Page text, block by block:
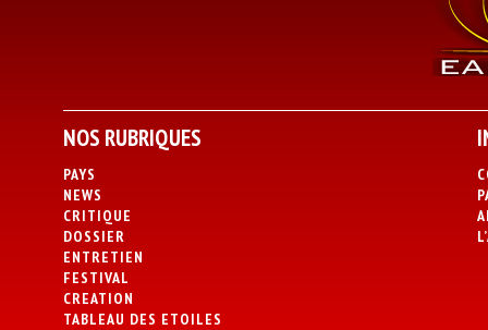
NOS RUBRIQUES
PAYS
NEWS
CRITIQUE
DOSSIER
ENTRETIEN
FESTIVAL
CREATION
TABLEAU DES ETOILES